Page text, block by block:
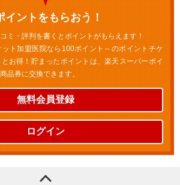
イントをもらおう！
ミ・評判を書くとポイントがもらえます！
ト加盟医院なら100ポイント～のポイントチケ
お得！貯まったポイントは、楽天スーパーポイ
品券に交換できます。
無料会員登録
ログイン